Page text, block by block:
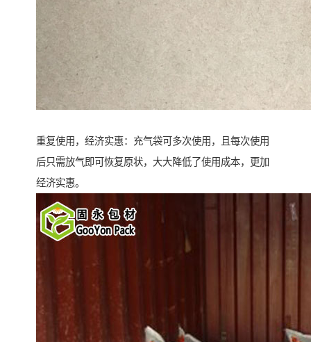
重复使用，经济实惠：充气袋可多次使用，且每次使用
后只需放气即可恢复原状，大大降低了使用成本，更加
经济实惠。